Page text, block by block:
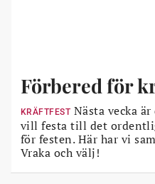
Förbered för
KRÄFTFEST Nästa vecka
vill festa till det
för festen. Här har vi
Vraka och välj!